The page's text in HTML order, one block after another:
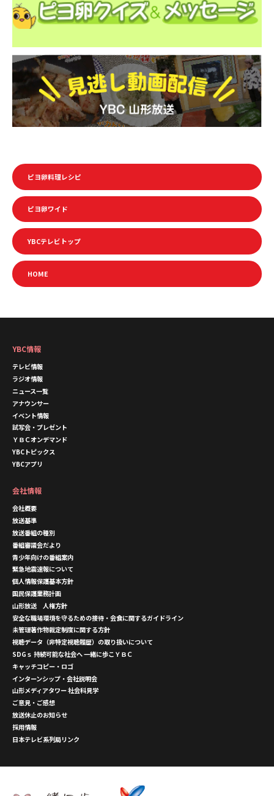
ピヨ卵料理レシピ
ピヨ卵ワイド
YBCテレビトップ
HOME
YBC情報
テレビ情報
ラジオ情報
ニュース一覧
アナウンサー
イベント情報
試写会・プレゼント
ＹＢＣオンデマンド
YBCトピックス
YBCアプリ
会社情報
会社概要
放送基準
放送番組の種別
番組審議会だより
青少年向けの番組案内
緊急地震速報について
個人情報保護基本方針
国民保護業務計画
山形放送 人権方針
安全な職場環境を守るための接待・会食に関するガイドライン
未管理著作物裁定制度に関する方針
視聴データ（非特定視聴履歴）の取り扱いについて
SDGｓ 持続可能な社会へ 一緒に歩こＹＢＣ
キャッチコピー・ロゴ
インターンシップ・会社説明会
山形メディアタワー 社会科見学
ご意見・ご感想
放送休止のお知らせ
採用情報
日本テレビ系列局リンク